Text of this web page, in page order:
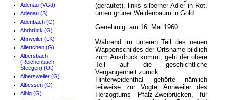
Adenau (VGd)
Adenau (S)
Adenbach (G)
Ahrbrück (G)
Ahrweiler (LK)
Ailertchen (G)
Albersbach
(Reichenbach-
Steegen) (Ot)
Albersweiler (G)
Albessen (G)
Albig (G)
(gerautet), links silberner Adler in Rot,
unten grüner Weidenbaum in Gold.
Genehmigt am 16. Mai 1960
Während im unteren Teil des neuen
Wappenschildes der Ortsname bildlich
zum Ausdruck kommt, geht der obere
Teil auf die geschichtliche
Vergangenheit zurück.
HinterweidenthaI gehörte nämlich
teilweise zur Vogtei Annweiler des
Herzogtums Pfalz-Zweibrücken, für